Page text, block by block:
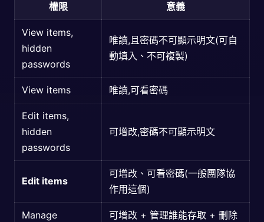
權限 意義
View items,
hidden
passwords
唯讀,且密碼不可顯示明文(可自
動填入、不可複製)
View items 唯讀,可看密碼
Edit items,
hidden
passwords
可增改,密碼不可顯示明文
Edit items
可增改、可看密碼(一般團隊協
作用這個)
Manage
可增改 + 管理誰能存取 + 刪除